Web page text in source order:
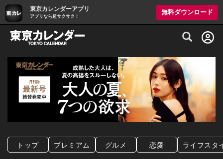
東京カレンダーアプリ
アプリなら超サクサク！
無料ダウンロード
グルメ情報・プレミアムレストラン予約
トップ プレミアム グルメ 恋愛 ライフスタ